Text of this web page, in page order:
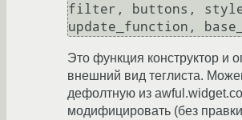
filter, buttons,
update_function,
Это функция конструктор и
внешний вид теглиста.
дефолтную из
модифицировать (без правки